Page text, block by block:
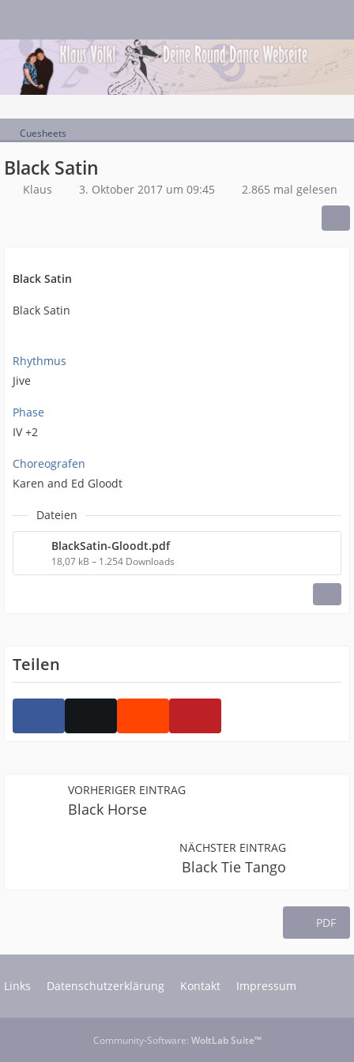
Cuesheets
Black Satin
Klaus 3. Oktober 2017 um 09:45 2.865 mal gelesen
Black Satin
Black Satin
Rhythmus
Jive
Phase
IV +2
Choreografen
Karen and Ed Gloodt
Dateien
BlackSatin-Gloodt.pdf
18,07 kB – 1.254 Downloads
Teilen
VORHERIGER EINTRAG
Black Horse
NÄCHSTER EINTRAG
Black Tie Tango
PDF
Links Datenschutzerklärung Kontakt Impressum
Community-Software: WoltLab Suite™